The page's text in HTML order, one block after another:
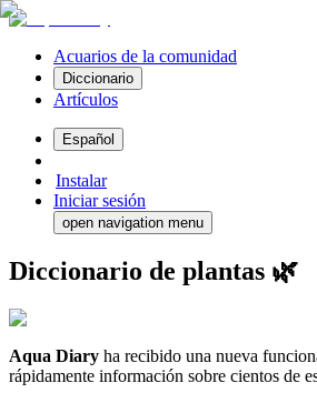
Acuarios de la comunidad
Diccionario
Artículos
Español
Instalar
Iniciar sesión
open navigation menu
Diccionario de plantas 🌿
Aqua Diary ha recibido una nueva
rápidamente información sobre cientos de